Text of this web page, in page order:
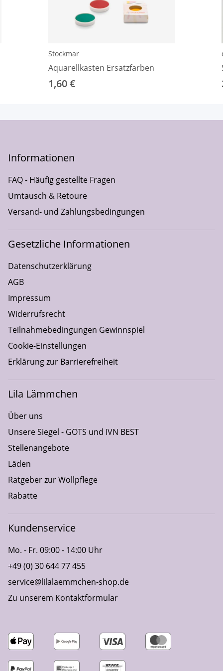
Stockmar
Aquarellkasten Ersatzfarben
1,60 €
Informationen
FAQ - Häufig gestellte Fragen
Umtausch & Retoure
Versand- und Zahlungsbedingungen
Gesetzliche Informationen
Datenschutzerklärung
AGB
Impressum
Widerrufsrecht
Teilnahmebedingungen Gewinnspiel
Cookie-Einstellungen
Erklärung zur Barrierefreiheit
Lila Lämmchen
Über uns
Unsere Siegel - GOTS und IVN BEST
Stellenangebote
Läden
Ratgeber zur Wollpflege
Rabatte
Kundenservice
Mo. - Fr. 09:00 - 14:00 Uhr
+49 (0) 30 644 77 455
service@lilalaemmchen-shop.de
Zu unserem Kontaktformular